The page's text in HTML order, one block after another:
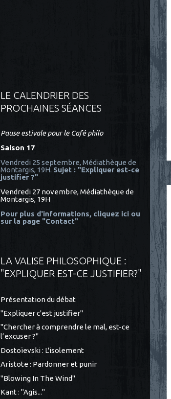
LE CALENDRIER DES
PROCHAINES SÉANCES
Pause estivale pour le Café philo
Saison 17
Vendredi 25 septembre, Médiathèque de
Montargis, 19H. Sujet : "Expliquer est-ce
justifier ?"
Vendredi 27 novembre, Médiathèque de
Montargis, 19H
Pour plus d'informations, cliquez ici ou
sur la page "Contact"
LA VALISE PHILOSOPHIQUE :
"EXPLIQUER EST-CE JUSTIFIER?"
Présentation du débat
"Expliquer c'est justifier"
"Chercher à comprendre le mal, est-ce
l’excuser ?"
Dostoïevski : L'isolement
Aristote : Pardonner et punir
"Blowing In The Wind"
Kant : "Agis..."